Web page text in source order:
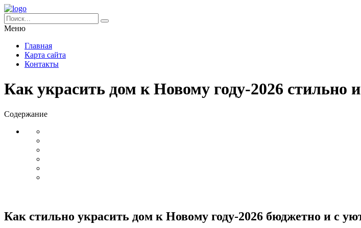
Меню
Главная
Карта сайта
Контакты
Как украсить дом к Новому году-2026 стильно
Содержание
Как стильно украсить дом к Новому году-2026 бюджетно и с